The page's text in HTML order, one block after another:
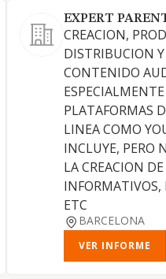
EXPERT
CREACION,
DISTRIBUCION
CONTENIDO
PLATAFORMAS
LINEA COMO
INCLUYE, PERO
LA CREACION
INFORMATIVOS,
ETC
BARCELONA
VER INFORME